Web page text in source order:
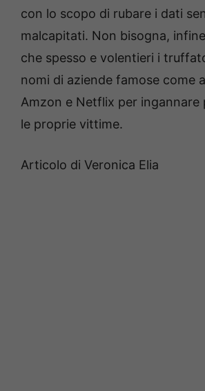
con lo scopo di rubare i dati
malcapitati. Non bisogna,
che spesso e volentieri i
nomi di aziende famose come
Amzon e Netflix per ingannare
le proprie vittime.
Articolo di Veronica Elia